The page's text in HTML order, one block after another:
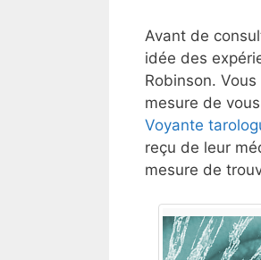
Avant de
idée des
Robinson.
mesure de
Voyante
reçu de leur
mesure de